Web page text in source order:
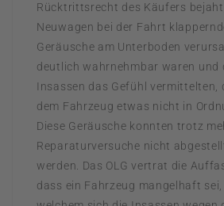
Rücktrittsrecht des Käufers
Neuwagen bei der Fahrt
Geräusche am Unterboden
deutlich wahrnehmbar waren und
Insassen das Gefühl vermittelten,
dem Fahrzeug etwas nicht in
Diese Geräusche konnten trotz
Reparaturversuche nicht
werden. Das OLG vertrat die
dass ein Fahrzeug mangelhaft sei,